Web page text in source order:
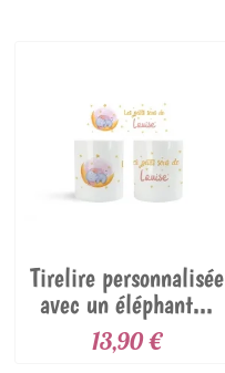
Tirelire personnalisée
avec un éléphant...
13,90 €